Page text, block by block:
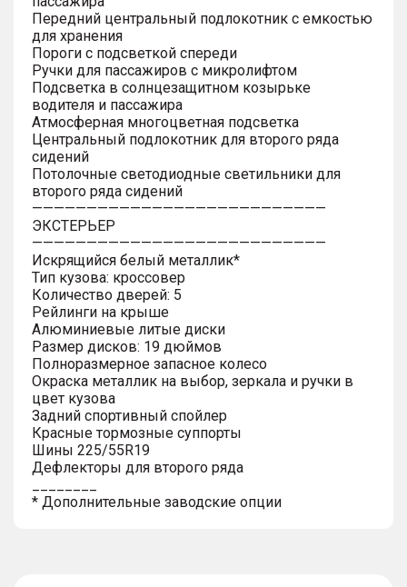
Передний центральный подлокотник с емкостью
для хранения
Пороги с подсветкой спереди
Ручки для пассажиров с микролифтом
Подсветка в солнцезащитном козырьке
водителя и пассажира
Атмосферная многоцветная подсветка
Центральный подлокотник для второго ряда
сидений
Потолочные светодиодные светильники для
второго ряда сидений
———————————————————————————
ЭКСТЕРЬЕР
———————————————————————————
Искрящийся белый металлик*
Тип кузова: кроссовер
Количество дверей: 5
Рейлинги на крыше
Алюминиевые литые диски
Размер дисков: 19 дюймов
Полноразмерное запасное колесо
Окраска металлик на выбор, зеркала и ручки в
цвет кузова
Задний спортивный спойлер
Красные тормозные суппорты
Шины 225/55R19
Дефлекторы для второго ряда
* Дополнительные заводские опции